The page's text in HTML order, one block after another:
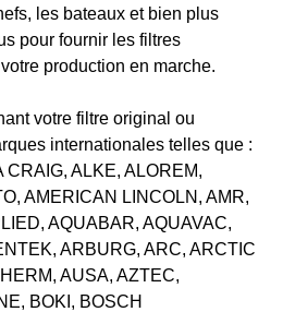
les bateaux et bien plus
pour fournir les filtres
production en marche.
votre filtre original ou
internationales telles que :
ALKE, ALOREM,
AMERICAN LINCOLN, AMR,
AQUABAR, AQUAVAC,
ARBURG, ARC, ARCTIC
AUSA, AZTEC,
BOKI, BOSCH